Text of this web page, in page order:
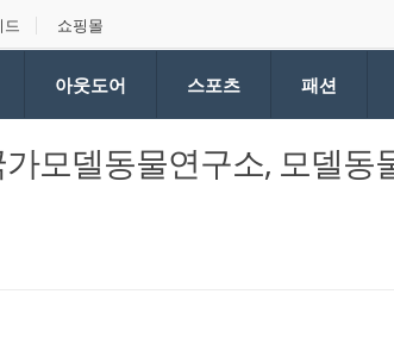
드 쇼핑몰
아웃도어 스포츠 패션
모델동물연구소, 모델동